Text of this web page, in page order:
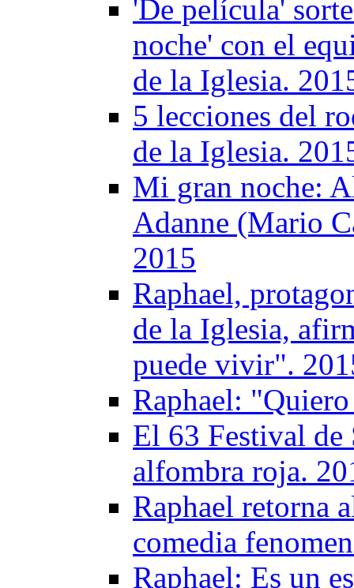
'De película'
noche' con el
de la Iglesia.
5 lecciones del
de la Iglesia.
Mi gran noche:
Adanne (Mario
2015
Raphael,
de la Iglesia,
puede vivir".
Raphael:
El 63 Festival de
alfombra roja.
Raphael retorna
comedia
Raphael: Es un